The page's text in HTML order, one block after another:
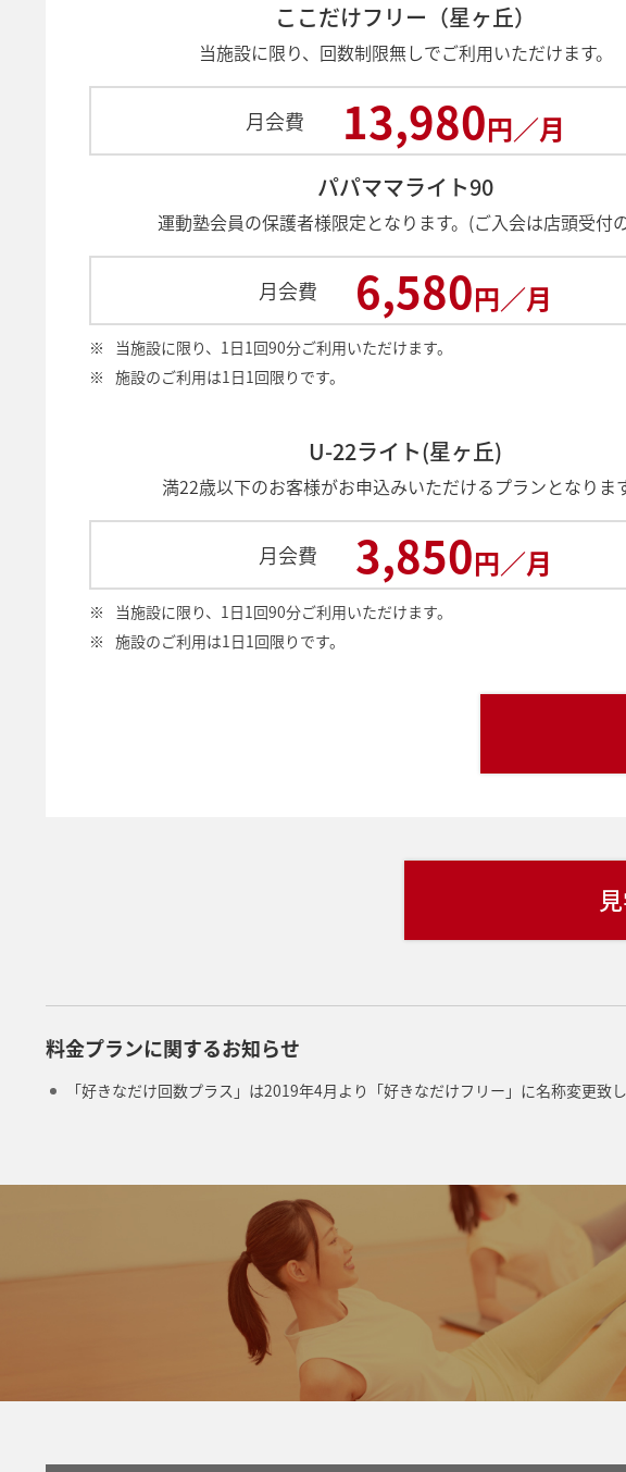
ここだけフリー（星ヶ丘）
当施設に限り、回数制限無しでご利用いただけます。
月会費 13,980円／月
パパママライト90
運動塾会員の保護者様限定となります。(ご入会は店頭受付
月会費 6,580円／月
※
当施設に限り、1日1回90分ご利用いただけます。
※ 施設のご利用は1日1回限りです。
U-22ライト(星ヶ丘)
満22歳以下のお客様がお申込みいただけるプランとなります
月会費 3,850円／月
※
当施設に限り、1日1回90分ご利用いただけます。
※ 施設のご利用は1日1回限りです。
料金プランに関するお知らせ
「好きなだけ回数プラス」は2019年4月より「好きなだけフリー」に名称変更致し